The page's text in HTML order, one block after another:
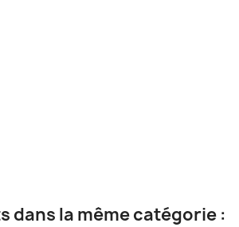
dans la même catégorie :